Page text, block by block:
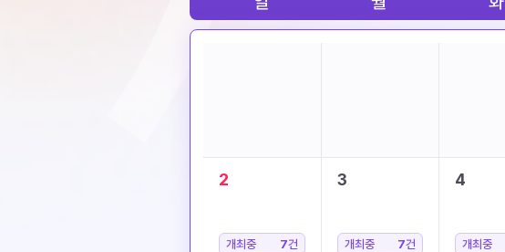
2
개최중 7건
3
개최중 7건
4
개최중